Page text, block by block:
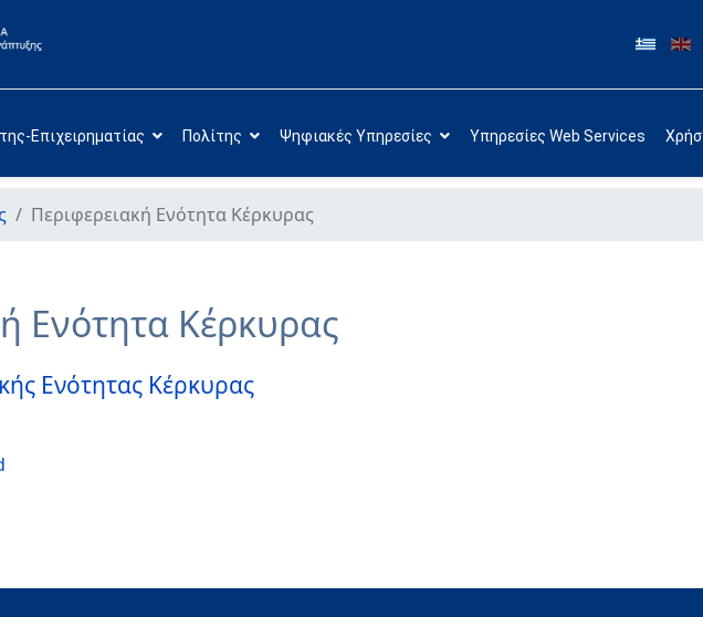
Επιχειρηματίας Πολίτης Ψηφιακές Υπηρεσίες Υπηρεσίες Web Services
Περιφερειακή Ενότητα Κέρκυρας
Ενότητα Κέρκυρας
Ενότητας Κέρκυρας